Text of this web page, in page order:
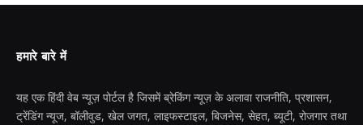
हमारे बारे में
यह एक हिंदी वेब न्यूज़ पोर्टल है जिसमें ब्रेकिंग न्यूज़ के अलावा राजनीति, प्रशासन,
ट्रेंडिंग न्यूज, बॉलीवुड, खेल जगत, लाइफस्टाइल, बिजनेस, सेहत, ब्यूटी, रोजगार तथा